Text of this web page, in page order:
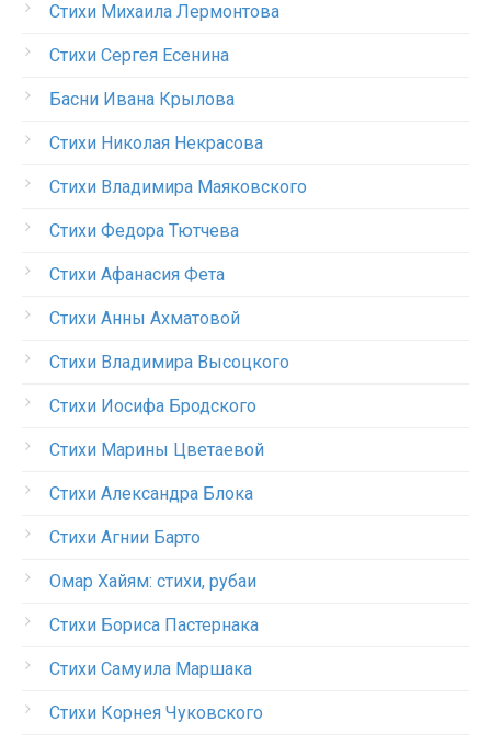
Стихи Михаила Лермонтова
Стихи Сергея Есенина
Басни Ивана Крылова
Стихи Николая Некрасова
Стихи Владимира Маяковского
Стихи Федора Тютчева
Стихи Афанасия Фета
Стихи Анны Ахматовой
Стихи Владимира Высоцкого
Стихи Иосифа Бродского
Стихи Марины Цветаевой
Стихи Александра Блока
Стихи Агнии Барто
Омар Хайям: стихи, рубаи
Стихи Бориса Пастернака
Стихи Самуила Маршака
Стихи Корнея Чуковского